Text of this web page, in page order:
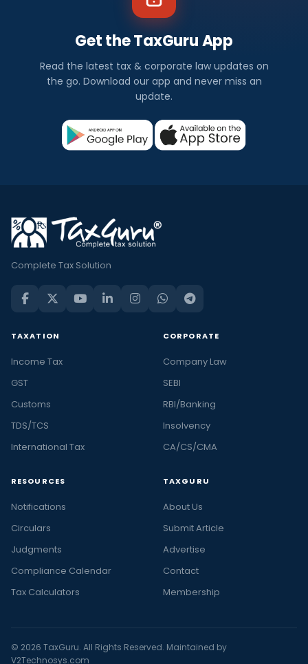
Get the TaxGuru App
Read the latest tax & corporate law updates on
the go. Download our app and never miss an
update.
Complete Tax Solution
TAXATION
Income Tax
GST
Customs
TDS/TCS
International Tax
CORPORATE
Company Law
SEBI
RBI/Banking
Insolvency
CA/CS/CMA
RESOURCES
Notifications
Circulars
Judgments
Compliance Calendar
Tax Calculators
TAXGURU
About Us
Submit Article
Advertise
Contact
Membership
© 2026 TaxGuru. All Rights Reserved. Maintained by
V2Technosys.com